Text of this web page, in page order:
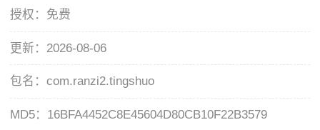
授权： 免费
更新： 2026-08-06
包名：com.ranzi2.tingshuo
MD5： 16BFA4452C8E45604D80CB10F22B3579